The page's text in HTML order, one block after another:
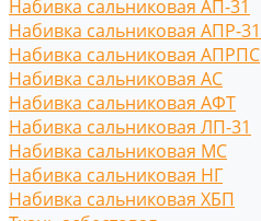
Набивка сальниковая АП-31
Набивка сальниковая АПР-31
Набивка сальниковая АПРПС
Набивка сальниковая АС
Набивка сальниковая АФТ
Набивка сальниковая ЛП-31
Набивка сальниковая МС
Набивка сальниковая НГ
Набивка сальниковая ХБП